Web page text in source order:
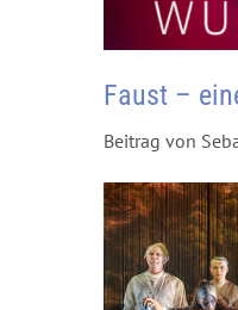
Faust –
Beitrag von